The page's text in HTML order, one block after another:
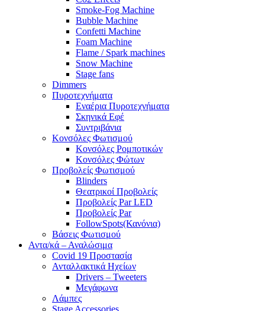
Smoke-Fog Machine
Bubble Machine
Confetti Machine
Foam Machine
Flame / Spark machines
Snow Machine
Stage fans
Dimmers
Πυροτεχνήματα
Εναέρια Πυροτεχνήματα
Σκηνικά Εφέ
Συντριβάνια
Κονσόλες Φωτισμού
Κονσόλες Ρομποτικών
Κονσόλες Φώτων
Προβολείς Φωτισμού
Blinders
Θεατρικοί Προβολείς
Προβολείς Par LED
Προβολείς Par
FollowSpots(Κανόνια)
Βάσεις Φωτισμού
Αντα/κά – Αναλώσιμα
Covid 19 Προστασία
Ανταλλακτικά Ηχείων
Drivers – Tweeters
Μεγάφωνα
Λάμπες
Stage Accessories